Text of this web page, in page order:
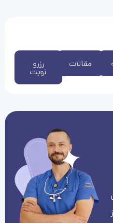
رزرو
نوبت
مقالات